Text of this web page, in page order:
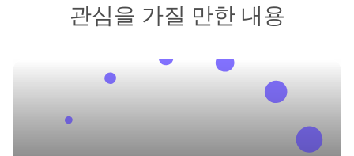
관심을 가질 만한 내용